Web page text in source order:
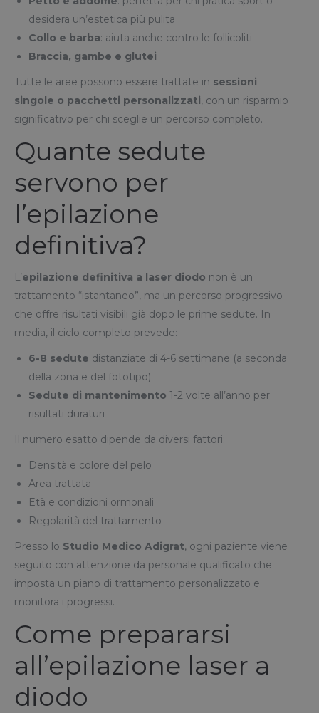
desidera un’estetica più pulita
Collo e barba: aiuta anche contro le follicoliti
Braccia, gambe e glutei
Tutte le aree possono essere trattate in sessioni
singole o pacchetti personalizzati, con un risparmio
significativo per chi sceglie un percorso completo.
Quante sedute
servono per
l’epilazione
definitiva?
L’epilazione definitiva a laser diodo non è un
trattamento “istantaneo”, ma un percorso progressivo
che offre risultati visibili già dopo le prime sedute. In
media, il ciclo completo prevede:
6-8 sedute distanziate di 4-6 settimane (a seconda
della zona e del fototipo)
Sedute di mantenimento 1-2 volte all’anno per
risultati duraturi
Il numero esatto dipende da diversi fattori:
Densità e colore del pelo
Area trattata
Età e condizioni ormonali
Regolarità del trattamento
Presso lo Studio Medico Adigrat, ogni paziente viene
seguito con attenzione da personale qualificato che
imposta un piano di trattamento personalizzato e
monitora i progressi.
Come prepararsi
all’epilazione laser a
diodo